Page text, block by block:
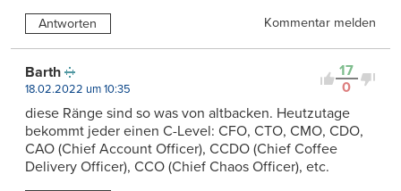
Antworten Kommentar melden
17
0
Barth
18.02.2022 um 10:35
diese Ränge sind so was von altbacken. Heutzutage
bekommt jeder einen C-Level: CFO, CTO, CMO, CDO,
CAO (Chief Account Officer), CCDO (Chief Coffee
Delivery Officer), CCO (Chief Chaos Officer), etc.